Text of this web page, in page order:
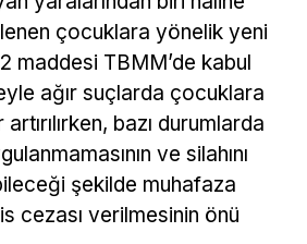
çocuklara yönelik yeni
maddesi TBMM’de kabul
ağır suçlarda çocuklara
bazı durumlarda
ve silahını
şekilde muhafaza
cezası verilmesinin önü